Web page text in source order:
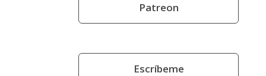
Patreon
Escríbeme